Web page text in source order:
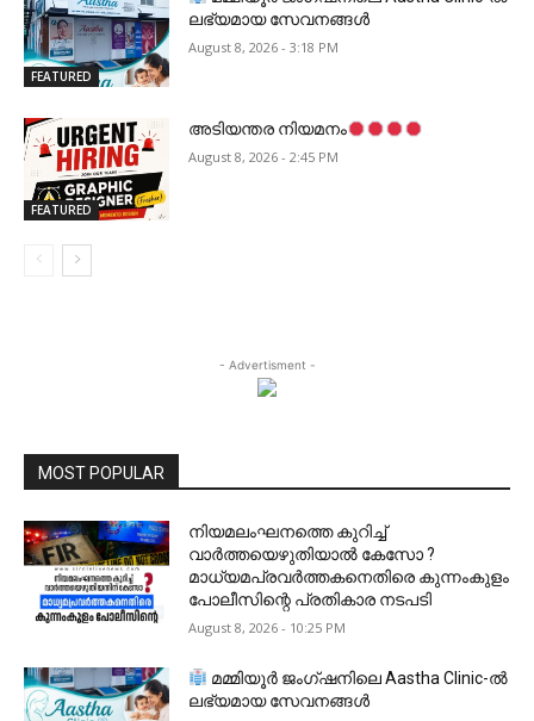
FEATURED
ലഭ്യമായ സേവനങ്ങൾ
August 8, 2026 - 3:18 PM
FEATURED
അടിയന്തര നിയമനം
August 8, 2026 - 2:45 PM
- Advertisment -
MOST POPULAR
നിയമലംഘനത്തെ കുറിച്ച്
വാർത്തയെഴുതിയാൽ കേസോ ?
മാധ്യമപ്രവർത്തകനെതിരെ കുന്നംകുളം
പോലീസിന്റെ പ്രതികാര നടപടി
August 8, 2026 - 10:25 PM
മമ്മിയൂർ ജംഗ്ഷനിലെ Aastha Clinic-ൽ
ലഭ്യമായ സേവനങ്ങൾ